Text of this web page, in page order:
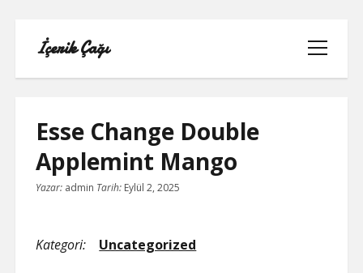
İçerik Çağı
menüyü
aç
LISTE
SAYFA LISTESI
Esse Change Double
Applemint Mango
Yazar: admin Tarih: Eylül 2, 2025
Kategori: Uncategorized